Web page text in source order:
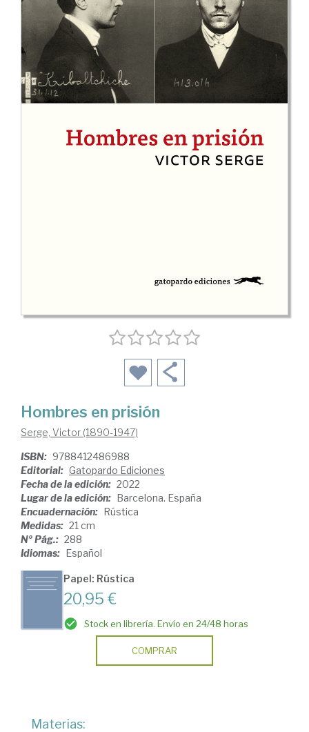
Hombres en prisión
Serge, Victor (1890-1947)
ISBN: 9788412486988
Editorial: Gatopardo Ediciones
Fecha de la edición: 2022
Lugar de la edición: Barcelona. España
Encuadernación: Rústica
Medidas: 21 cm
Nº Pág.: 288
Idiomas: Español
Papel: Rústica
20,95 €
Stock en librería. Envío en 24/48 horas
COMPRAR
Materias: